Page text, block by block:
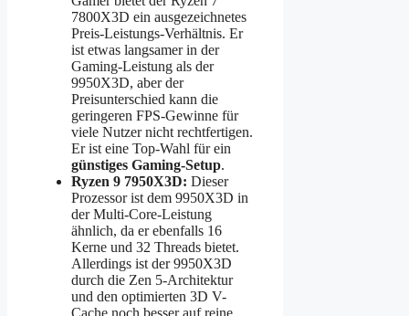
7800X3D ein ausgezeichnetes
Preis-Leistungs-Verhältnis. Er
ist etwas langsamer in der
Gaming-Leistung als der
9950X3D, aber der
Preisunterschied kann die
geringeren FPS-Gewinne für
viele Nutzer nicht rechtfertigen.
Er ist eine Top-Wahl für ein
günstiges Gaming-Setup.
Ryzen 9 7950X3D: Dieser
Prozessor ist dem 9950X3D in
der Multi-Core-Leistung
ähnlich, da er ebenfalls 16
Kerne und 32 Threads bietet.
Allerdings ist der 9950X3D
durch die Zen 5-Architektur
und den optimierten 3D V-
Cache noch besser auf reine